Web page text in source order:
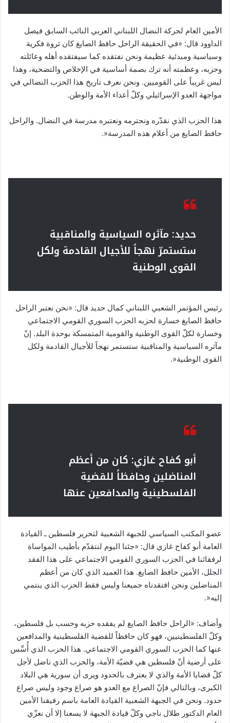
الأمين العام لحركة النضال اللبناني العربي النائب السابق فيصل
الداوود قال: «في الحقيقة الراحل حافظ الصايغ كان ثروة فكرية
وسياسية ومبدئية عظيمة ونحن نفتقده كما سيفتقده أهله وعائلته
وحزبه، وعظمته أنه ترك بصمة أساسية في الإخلاص والتضحية، وهذا
ليس غريباً على القوميين. ونحن نعرف تاريخ هذا الحزب النضالي في
مواجهة العدو الإسرائيلي وكلّ أعداء الأمة والوطن.
هذا الحزب الذي نقدّره ونحترمه ونعتبره مدرسة في النضال. والراحل
حافظ الصايغ من أعلام هذه المدرسة«.
حديد: مآثره السياسية والمناقبية
ستستمرّ نهجاً للأجيال القادمة ولكل
القوى الوطنية
رئيس المؤتمر الشعبي اللبناني كمال حديد قال: «نحن نعتبر الراحل
حافظ الصايغ خسارة لحزبه الحزب السوري القومي الاجتماعي
وخسارة لكلّ القوى الوطنية والقومية المتمسكة بوحدة البلد. إنّ
مآثره السياسية والمناقبية ستستمر نهجاً للأجيال القادمة ولكل
القوى الوطنية«.
أبو كفاح غازي: كان من أعظم
المناضلين وحافظاً للقضية
الفلسطينية والمدافعين عنها
عضو المكتب السياسي للجبهة الشعبية لتحرير فلسطين ـ القيادة
العامة أبو كفاح غازي قال: «جئنا اليوم لنتقدّم بأطيب المواساة
لرفقائنا في الحزب السوري القومي الاجتماعي على هذا الفقد
الجلل، الأمين حافظ الصايغ. هذا العميد الذي كان من أعظم
المناضلين ونحن افتقدناه جميعنا وليس فقط الحزب الذي ينتمي
إليه«.
وأضاف: «الراحل حافظ الصايغ لم يفقده حزبه وحسب بل فلسطين،
وكلّ الفلسطينيين، فهو كان حافظاً للقضية الفلسطينية والمدافعين
عنها كما الحزب السوري القومي الاجتماعي. هذا الحزب الذي أُسِّس
على أرضية أنّ فلسطين هي قضيّة الأمة، والحزب الذي ناضل لأجل
كلّ قضايا الأمة والذي لا يعترف بالحدود ويرى أن سورية هي البلاد
الكبرى، وبالتالي فإنّ الصراع مع العدو هو صراع وجود وليس صراع
حدود. ونحن في الجبهة الشعبية القيادة العامة باسم رفيقنا الأمين
العام الدكتور طلال ناجي وكلّ قيادة الجبهة لا يسعنا إلا أن نعزّي